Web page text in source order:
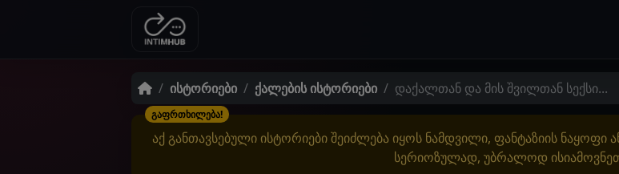
ისტორიები ქალების ისტორიები დაქალთან და მის შვილთან სექსი...
გაფრთხილება!
აქ განთავსებული ისტორიები შეიძლება იყოს ნამდვილი, ფანტაზიის
სერიოზულად, უბრალოდ